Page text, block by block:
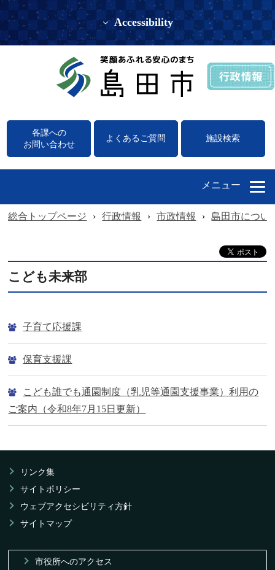
Accessibility
各課への
お問い合わせ
よくあるご質問 施設検索
メニュー
総合トップページ › 行政情報 › 市政情報 › 島田市につい
こども未来部
子育て応援課
保育支援課
こども誰でも通園制度（乳児等通園支援事業）利用の
ご案内（令和8年7月15日更新）
リンク集
サイトポリシー
ウェブアクセシビリティ方針
サイトマップ
市役所へのアクセス